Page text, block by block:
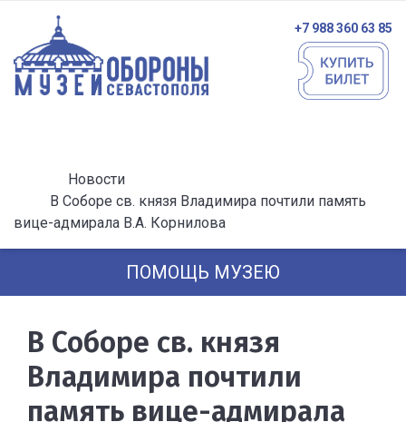
+7 988 360 63 85
Новости
В Соборе св. князя Владимира почтили память
вице-адмирала В.А. Корнилова
ПОМОЩЬ МУЗЕЮ
В Соборе св. князя
Владимира почтили
память вице-адмирала